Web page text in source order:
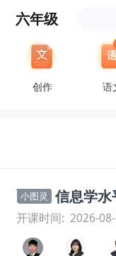
六年级
创作 语
小图灵 信息学
开课时间: 2026-